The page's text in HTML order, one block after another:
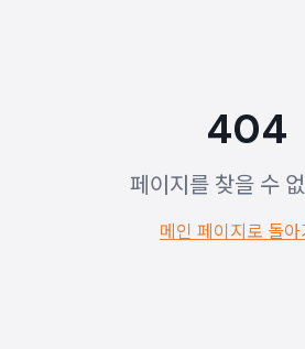
404
페이지를 찾을 수
메인 페이지로 돌아